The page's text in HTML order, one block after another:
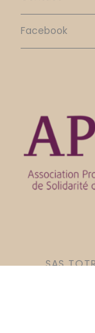
Facebook
SAS